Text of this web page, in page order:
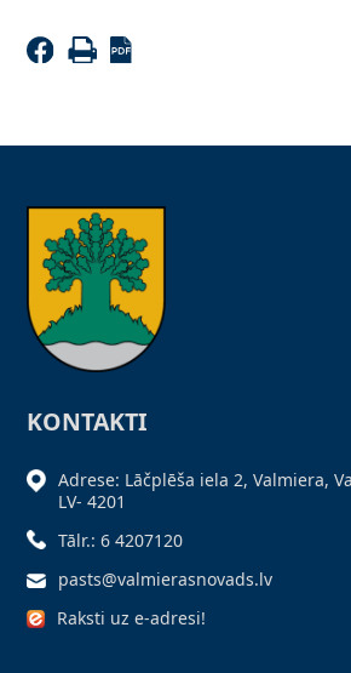
KONTAKTI
Adrese: Lāčplēša iela 2, Valmiera,
LV- 4201
Tālr.: 6 4207120
pasts@valmierasnovads.lv
Raksti uz e-adresi!